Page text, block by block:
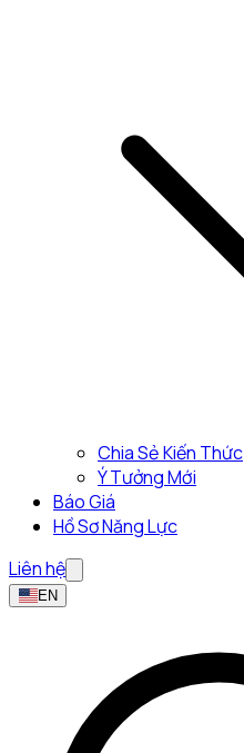
Chia Sẻ Kiến Thức
Ý Tưởng Mới
Báo Giá
Hồ Sơ Năng Lực
Liên hệ
EN